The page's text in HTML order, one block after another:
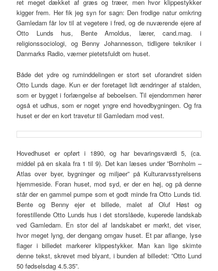
ret meget dækket af græs og træer, men hvor klippestykker
kigger frem. Her fik jeg syn for sagn: Den frodige natur omkring
Gamledam får lov til at vegetere i fred, og de nuværende ejere af
Otto Lunds hus, Bente Arnoldus, lærer, cand.mag. i
religionssociologi, og Benny Johannesson, tidligere tekniker i
Danmarks Radio, værner pietetsfuldt om huset.
Både det ydre og ruminddelingen er stort set uforandret siden
Otto Lunds dage. Kun er der foretaget lidt ændringer af stalden,
som er bygget i forlængelse af beboelsen. Til ejendommen hører
også et udhus, som er noget yngre end hovedbygningen. Og fra
huset er der en kort travetur til Gamledam mod vest.
Hovedhuset er opført i 1890, og har bevaringsværdi 5, (ca.
middel på en skala fra 1 til 9). Det kan læses under ”Bornholm –
Atlas over byer, bygninger og miljøer” på Kulturarvsstyrelsens
hjemmeside. Foran huset, mod syd, er der en høj, og på denne
står der en gammel pumpe som et godt minde fra Otto Lunds tid.
Bente og Benny ejer et billede, malet af Oluf Høst og
forestillende Otto Lunds hus i det storslåede, kuperede landskab
ved Gamledam. En stor del af landskabet er mørkt, det viser,
hvor meget lyng, der dengang omgav huset. Et par aflange, lyse
flager i billedet markerer klippestykker. Man kan lige skimte
denne tekst, skrevet med blyant, i bunden af billedet: ”Otto Lund
50 fødselsdag 4.5.35”.